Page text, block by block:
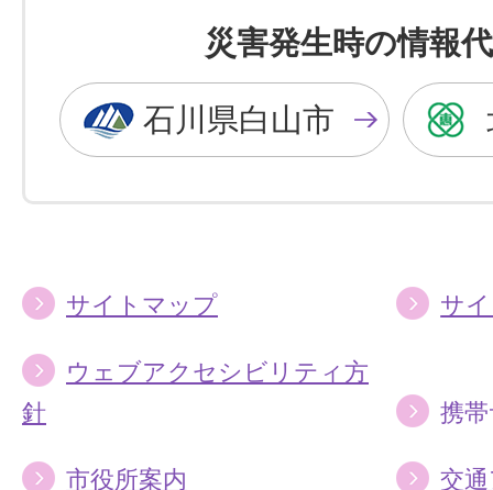
を
黒
色
に
を
青
色
に
災害発生時の情報
石川県白山市
サイトマップ サ
ウェブアクセシビリティ方
針
携
市役所案内 交